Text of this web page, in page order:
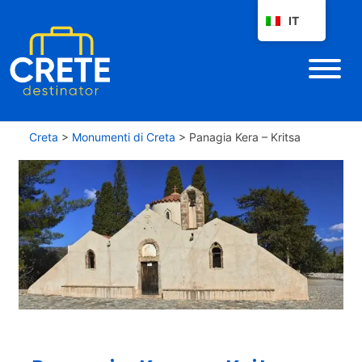
Creta > Monumenti di Creta > Panagia Kera – Kritsa
IT